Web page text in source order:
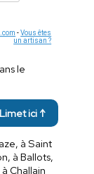
-Vous êtes
un artisan ?
le
ici ↑
à Saint
à Ballots,
Challain